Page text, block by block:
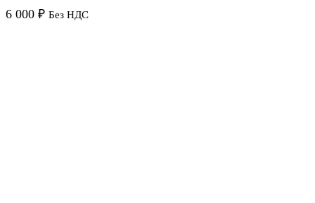
6 000 ₽ Без НДС